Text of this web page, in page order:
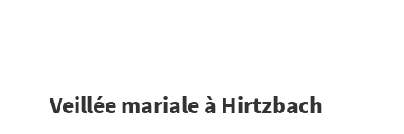
Veillée mariale à Hirtzbach